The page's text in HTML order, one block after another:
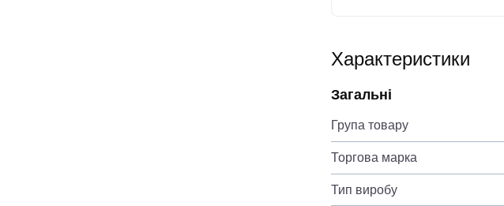
Характеристики
Загальні
Група товару
Торгова марка
Тип виробу